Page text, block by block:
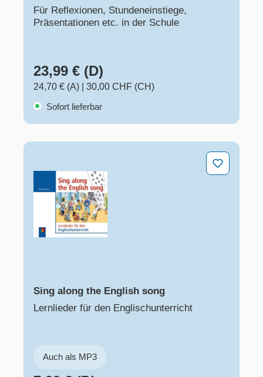
Für Reflexionen, Stundeneinstiege,
Präsentationen etc. in der Schule
23,99 € (D)
24,70 € (A)
30,00 CHF (CH)
Sofort lieferbar
Sing along the English song
Lernlieder für den Englischunterricht
Auch als MP3